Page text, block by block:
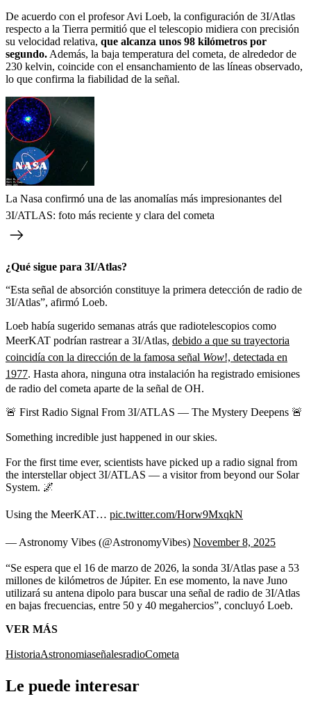
De acuerdo con el profesor Avi Loeb, la configuración de 3I/Atlas
respecto a la Tierra permitió que el telescopio midiera con precisión
su velocidad relativa, que alcanza unos 98 kilómetros por
segundo.Además, la baja temperatura del cometa, de alrededor de
230 kelvin, coincide con el ensanchamiento de las líneas observado,
lo que confirma la fiabilidad de la señal.
La Nasa confirmó una de las anomalías más impresionantes del
3I/ATLAS: foto más reciente y clara del cometa
¿Qué sigue para 3I/Atlas?
“Esta señal de absorción constituye la primera detección de radio de
3I/Atlas”, afirmó Loeb.
Loeb había sugerido semanas atrás que radiotelescopios como
MeerKAT podrían rastrear a 3I/Atlas, debido a que su trayectoria
coincidía con la dirección de la famosa señal Wow!, detectada en
1977. Hasta ahora, ninguna otra instalación ha registrado emisiones
de radio del cometa aparte de la señal de OH.
🚨 First Radio Signal From 3I/ATLAS — The Mystery Deepens 🚨
Something incredible just happened in our skies.
For the first time ever, scientists have picked up a radio signal from
the interstellar object 3I/ATLAS — a visitor from beyond our Solar
System. 🌌
Using the MeerKAT… pic.twitter.com/Horw9MxqkN
— Astronomy Vibes (@AstronomyVibes) November 8, 2025
“Se espera que el 16 de marzo de 2026, la sonda 3I/Atlas pase a 53
millones de kilómetros de Júpiter. En ese momento, la nave Juno
utilizará su antena dipolo para buscar una señal de radio de 3I/Atlas
en bajas frecuencias, entre 50 y 40 megahercios”, concluyó Loeb.
VER MÁS
HistoriaAstronomiaseñalesradioCometa
Le puede interesar